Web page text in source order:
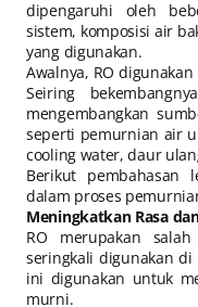
dipengaruhi oleh
sistem, komposisi air
yang digunakan.
Awalnya, RO
Seiring
mengembangkan
seperti pemurnian air
cooling water, daur
Berikut pembahasan
dalam proses
Meningkatkan Rasa
RO merupakan
seringkali digunakan
ini digunakan untuk
murni.